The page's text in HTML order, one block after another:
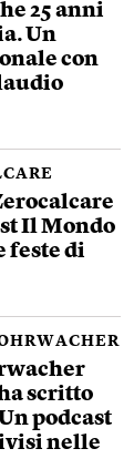
25 anni
Un
con
Il Mondo
feste di
scritto
podcast
nelle